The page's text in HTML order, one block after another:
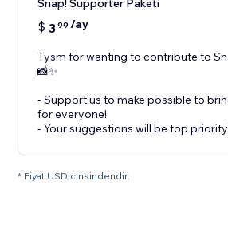
Snap! Supporter Paketi
$ 399 /ay
Tysm for wanting to contribute to
📸✨
- Support us to make possible to
for everyone!
- Your suggestions will be top
* Fiyat USD cinsindendir.